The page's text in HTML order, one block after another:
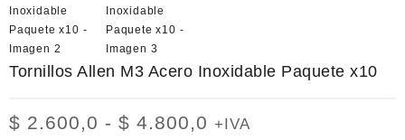
Tornillos Allen M3 Acero Inoxidable Paquete x10
$ 2.600,0 - $ 4.800,0 Rango
+IVA